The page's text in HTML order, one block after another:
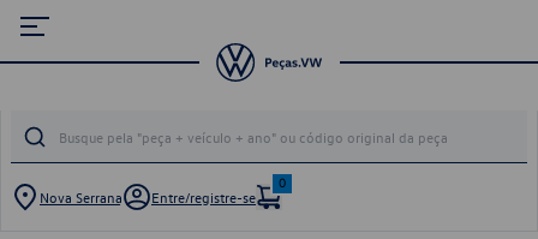
Nova Serrana Entre/registre-se
0